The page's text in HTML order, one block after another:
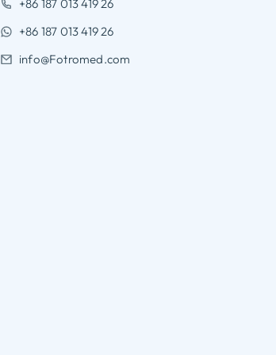
+86 187 013 419 26
+86 187 013 419 26
info@Fotromed.com